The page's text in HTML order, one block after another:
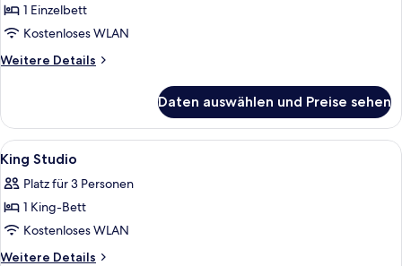
1 Einzelbett
Kostenloses WLAN
Weitere Details
Weitere
1 Einzelbett
Daten auswählen und Preise sehen
Alle
Fotos
für
King
Studio
anzeigen
Zimmersafe, Schreibtisch,
8
King Studio
Platz für 3 Personen
1 King-Bett
Kostenloses WLAN
Weitere Details
Weitere